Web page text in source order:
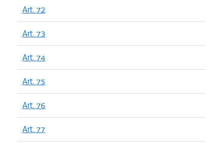
Art. 72
Art. 73
Art. 74
Art. 75
Art. 76
Art. 77